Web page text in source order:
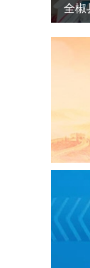
救助